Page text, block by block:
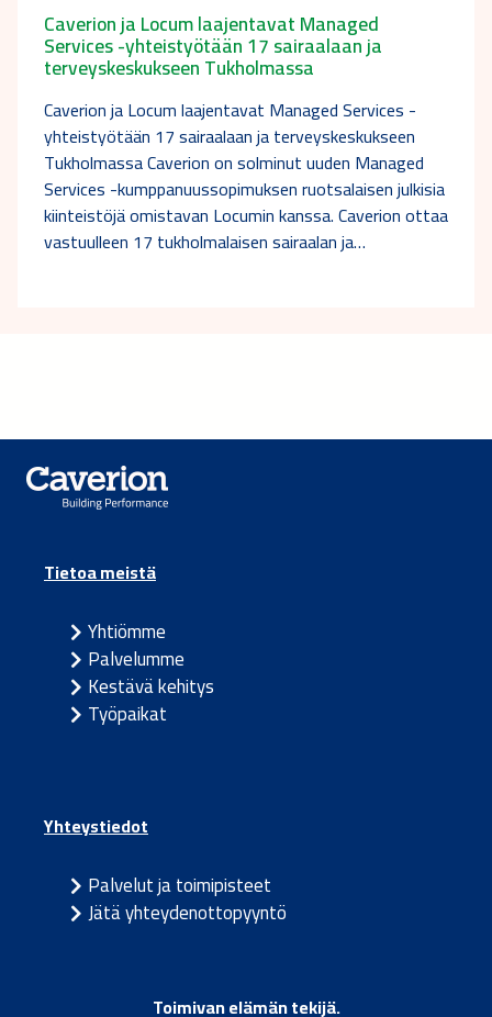
Caverion ja Locum laajentavat Managed
Services -yhteistyötään 17 sairaalaan ja
terveyskeskukseen Tukholmassa
Caverion ja Locum laajentavat Managed Services -
yhteistyötään 17 sairaalaan ja terveyskeskukseen
Tukholmassa Caverion on solminut uuden Managed
Services -kumppanuussopimuksen ruotsalaisen julkisia
kiinteistöjä omistavan Locumin kanssa. Caverion ottaa
vastuulleen 17 tukholmalaisen sairaalan ja…
Tietoa meistä
Yhtiömme
Palvelumme
Kestävä kehitys
Työpaikat
Yhteystiedot
Palvelut ja toimipisteet
Jätä yhteydenottopyyntö
Toimivan elämän tekijä.